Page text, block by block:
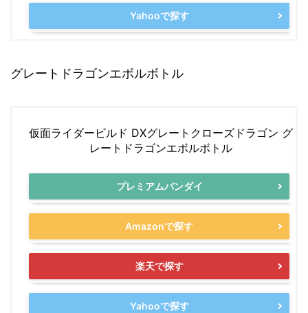
Yahooで探す
グレートドラゴンエボルボトル
仮面ライダービルド DXグレートクローズドラゴン グ
レートドラゴンエボルボトル
プレミアムバンダイ
Amazonで探す
楽天で探す
Yahooで探す